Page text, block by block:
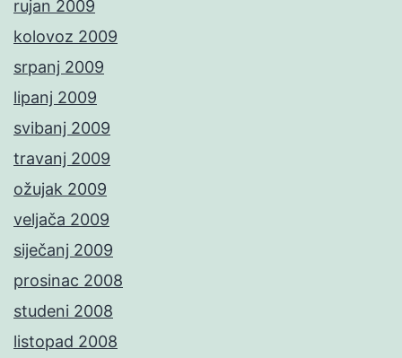
rujan 2009
kolovoz 2009
srpanj 2009
lipanj 2009
svibanj 2009
travanj 2009
ožujak 2009
veljača 2009
siječanj 2009
prosinac 2008
studeni 2008
listopad 2008